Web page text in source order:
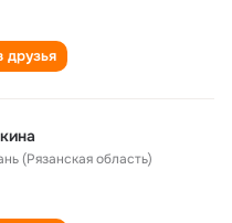
друзья
(Рязанская область)